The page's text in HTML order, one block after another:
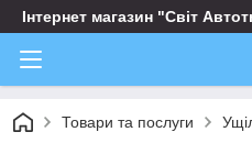
Інтернет магазин "Світ
Товари та послуги